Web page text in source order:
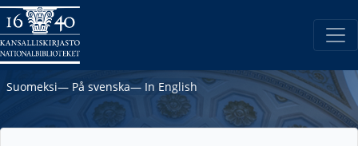
Suomeksi― På svenska― In English